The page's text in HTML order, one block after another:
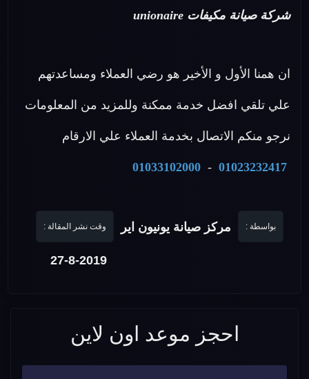
شركة صيانة مكيفات unionaire
ان همنا الأول و الأخير هو رضي العملاء ومساعدتهم
علي تلقي افضل خدمة ممكنة وللمزيد من المعلومات
نرجو منكم الاتصال بخدمة العملاء علي الارقام
01023232417
-
01033102000
بواسطة : مركز صيانة يونيون اير وقت نشر المقالة :
27-8-2019
احجز موعد اون لاين